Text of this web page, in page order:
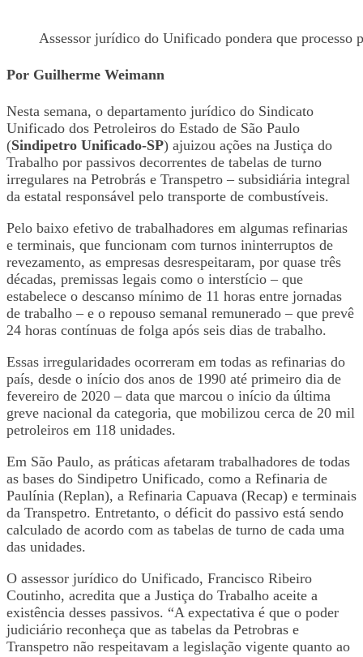
Assessor jurídico do Unificado pondera que
Por Guilherme Weimann
Nesta semana, o departamento jurídico do Sindicato
Unificado dos Petroleiros do Estado de São Paulo
(Sindipetro Unificado-SP) ajuizou ações na Justiça do
Trabalho por passivos decorrentes de tabelas de turno
irregulares na Petrobrás e Transpetro – subsidiária integral
da estatal responsável pelo transporte de combustíveis.
Pelo baixo efetivo de trabalhadores em algumas refinarias
e terminais, que funcionam com turnos ininterruptos de
revezamento, as empresas desrespeitaram, por quase três
décadas, premissas legais como o interstício – que
estabelece o descanso mínimo de 11 horas entre jornadas
de trabalho – e o repouso semanal remunerado – que prevê
24 horas contínuas de folga após seis dias de trabalho.
Essas irregularidades ocorreram em todas as refinarias do
país, desde o início dos anos de 1990 até primeiro dia de
fevereiro de 2020 – data que marcou o início da última
greve nacional da categoria, que mobilizou cerca de 20 mil
petroleiros em 118 unidades.
Em São Paulo, as práticas afetaram trabalhadores de todas
as bases do Sindipetro Unificado, como a Refinaria de
Paulínia (Replan), a Refinaria Capuava (Recap) e terminais
da Transpetro. Entretanto, o déficit do passivo está sendo
calculado de acordo com as tabelas de turno de cada uma
das unidades.
O assessor jurídico do Unificado, Francisco Ribeiro
Coutinho, acredita que a Justiça do Trabalho aceite a
existência desses passivos. “A expectativa é que o poder
judiciário reconheça que as tabelas da Petrobras e
Transpetro não respeitavam a legislação vigente quanto ao